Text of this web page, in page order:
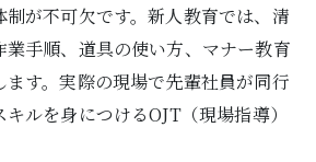
制が不可欠です。新人教育では、清
手順、道具の使い方、マナー教育
ます。実際の現場で先輩社員が同行
ルを身につけるOJT（現場指導）